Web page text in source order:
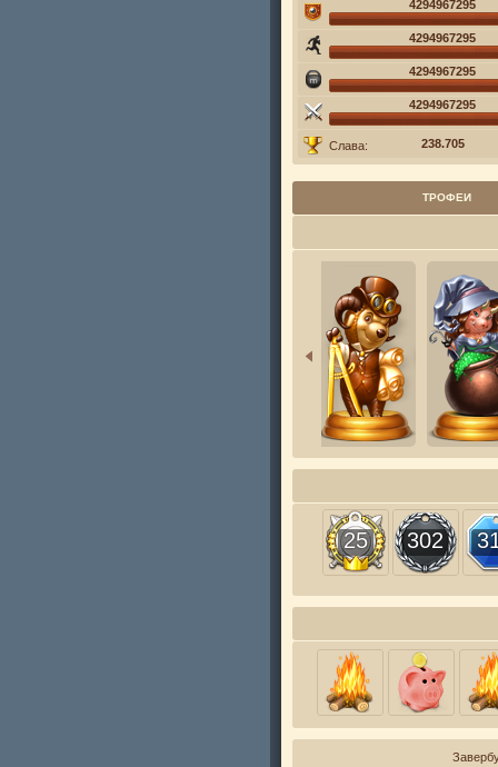
4294967295
4294967295
4294967295
4294967295
Слава: 238.705
ТРОФЕИ
25 302